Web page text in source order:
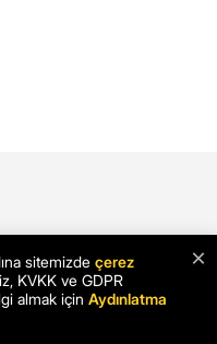
×
sitemizde çerez
KVKK ve GDPR
almak için Aydınlatma